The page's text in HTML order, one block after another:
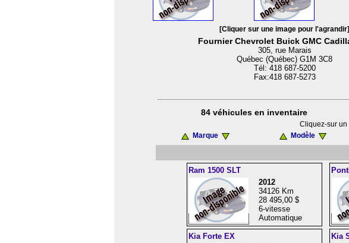
[Cliquer sur une image pour l'agrandir]
Fournier Chevrolet Buick GMC
305, rue Marais
Québec (Québec) G1M 3C8
Tél: 418 687-5200
Fax:418 687-5273
84 véhicules en inventaire
Cliquez-sur un
Marque
Modèle
Ram 1500 SLT
2012
34126 Km
28 495,00 $
6-vitesse
Automatique
Kia Forte EX
Kia